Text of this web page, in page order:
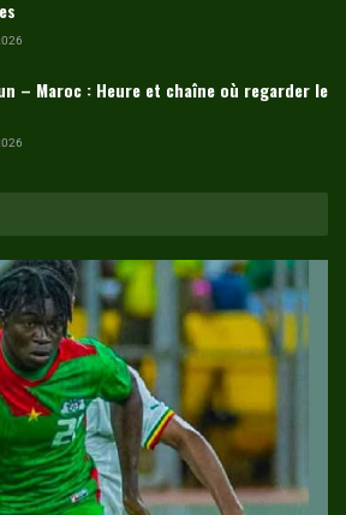
– Maroc : Heure et chaîne où regarder le